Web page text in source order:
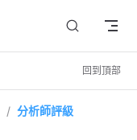
回到頂部
/ 分析師評級